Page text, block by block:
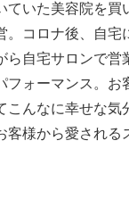
ていた美容院を買
。コロナ後、自宅
ら自宅サロンで営
フォーマンス。お
こんなに幸せな気
客様から愛される